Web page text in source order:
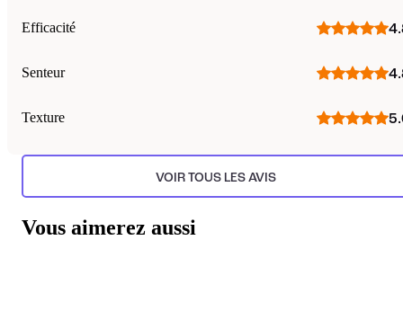
Efficacité
Senteur
Texture
VOIR TOUS LES AVIS
Vous aimerez aussi